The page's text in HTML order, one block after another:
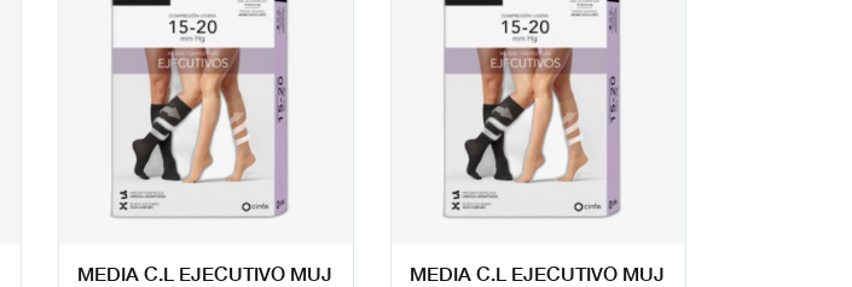
MEDIA C.L EJECUTIVO MUJ MEDIA C.L EJECUTIVO MUJ